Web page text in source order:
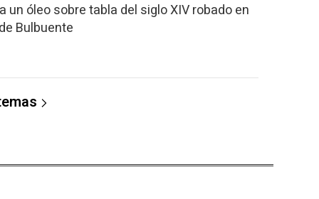
un óleo sobre tabla del siglo XIV robado en
Bulbuente